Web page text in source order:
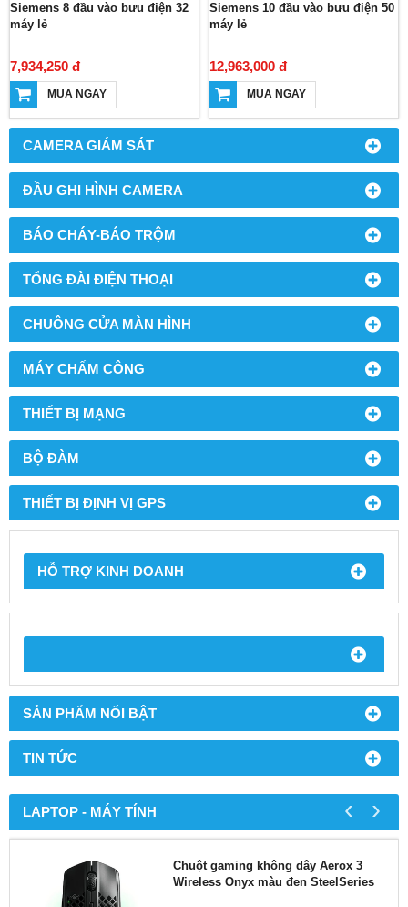
CAMERA GIÁM SÁT
ĐẦU GHI HÌNH CAMERA
BÁO CHÁY-BÁO TRỘM
TỔNG ĐÀI ĐIỆN THOẠI
CHUÔNG CỬA MÀN HÌNH
MÁY CHẤM CÔNG
THIẾT BỊ MẠNG
BỘ ĐÀM
THIẾT BỊ ĐỊNH VỊ GPS
HỖ TRỢ KINH DOANH
SẢN PHẨM NỔI BẬT
TIN TỨC
Siemens 8 đầu vào bưu điện 32
máy lẻ
7,934,250 đ
MUA NGAY
Siemens 10 đầu vào bưu điện 50
máy lẻ
12,963,000 đ
MUA NGAY
LAPTOP - MÁY TÍNH
Chuột gaming không dây Aerox 3
Wireless Onyx màu đen SteelSeries
‹ ›